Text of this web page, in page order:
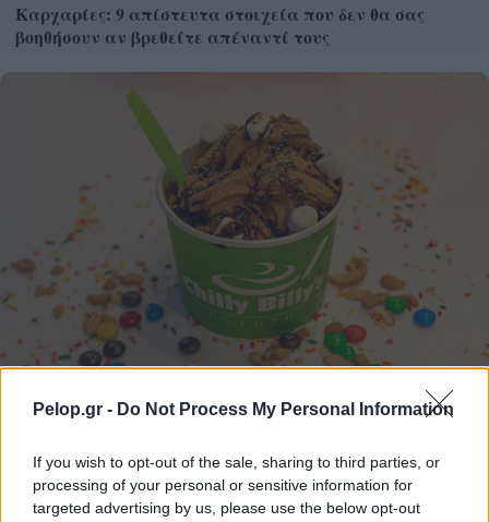
Pelop.gr - Do Not Process My Personal Information
If you wish to opt-out of the sale, sharing to third parties, or
processing of your personal or sensitive information for
targeted advertising by us, please use the below opt-out
Καρχαρίες: 9 απίστευτα στοιχεία που δεν θα σας
βοηθήσουν αν βρεθείτε απέναντί τους
Frozen yogurt ή παγωτό; Ποιο είναι τελικά πιο υγιεινό